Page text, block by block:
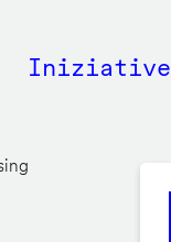
Iniziative